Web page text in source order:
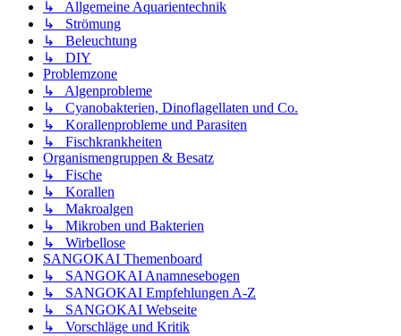
↳ Allgemeine Aquarientechnik
↳ Strömung
↳ Beleuchtung
↳ DIY
Problemzone
↳ Algenprobleme
↳ Cyanobakterien, Dinoflagellaten und Co.
↳ Korallenprobleme und Parasiten
↳ Fischkrankheiten
Organismengruppen & Besatz
↳ Fische
↳ Korallen
↳ Makroalgen
↳ Mikroben und Bakterien
↳ Wirbellose
SANGOKAI Themenboard
↳ SANGOKAI Anamnesebogen
↳ SANGOKAI Empfehlungen A-Z
↳ SANGOKAI Webseite
↳ Vorschläge und Kritik